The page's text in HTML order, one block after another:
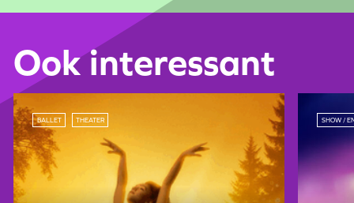
Ook interessant
BALLET THEATER SHOW /